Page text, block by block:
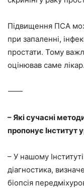
Підвищення ПСА
при запаленні,
простати. Тому
оцінював саме лікар.
⸻
– Які сучасні
пропонує Інститут
– У нашому
діагностика,
біопсія